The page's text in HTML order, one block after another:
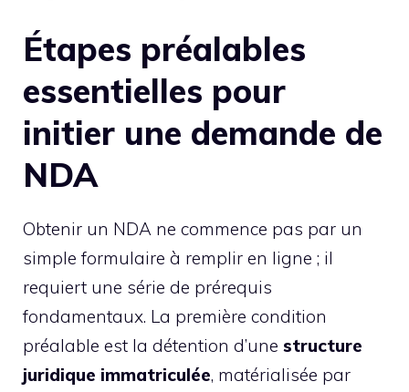
Étapes préalables
essentielles pour
initier une demande de
NDA
Obtenir un NDA ne commence pas par un
simple formulaire à remplir en ligne ; il
requiert une série de prérequis
fondamentaux. La première condition
préalable est la détention d’une structure
juridique immatriculée, matérialisée par